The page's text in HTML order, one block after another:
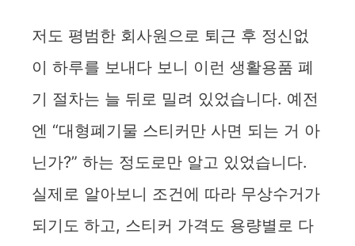
저도 평범한 회사원으로 퇴근 후 정신없
이 하루를 보내다 보니 이런 생활용품 폐
기 절차는 늘 뒤로 밀려 있었습니다. 예전
엔 “대형폐기물 스티커만 사면 되는 거 아
닌가?” 하는 정도로만 알고 있었습니다.
실제로 알아보니 조건에 따라 무상수거가
되기도 하고, 스티커 가격도 용량별로 다